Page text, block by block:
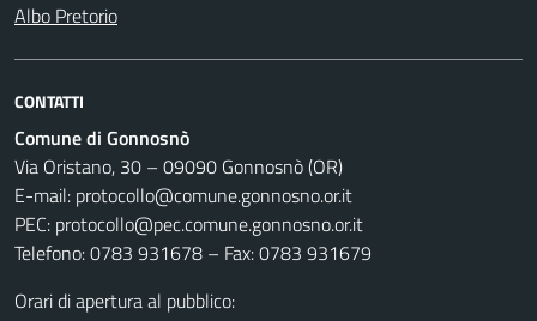
Albo Pretorio
CONTATTI
Comune di Gonnosnò
Via Oristano, 30 – 09090 Gonnosnò (OR)
E-mail: protocollo@comune.gonnosno.or.it
PEC: protocollo@pec.comune.gonnosno.or.it
Telefono: 0783 931678 – Fax: 0783 931679
Orari di apertura al pubblico: